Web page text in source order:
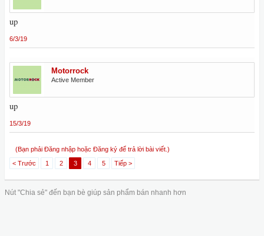
up
6/3/19
Motorrock
Active Member
up
15/3/19
(Bạn phải Đăng nhập hoặc Đăng ký để trả lời bài viết.)
< Trước
1 2 3 4 5 Tiếp >
Nút "Chia sẻ" đến bạn bè giúp sản phẩm bán nhanh hơn